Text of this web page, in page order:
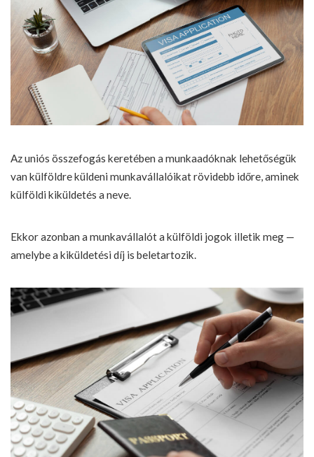
Az uniós összefogás keretében a munkaadóknak lehetőségük
van külföldre küldeni munkavállalóikat rövidebb időre, aminek
külföldi kiküldetés a neve.
Ekkor azonban a munkavállalót a külföldi jogok illetik meg —
amelybe a kiküldetési díj is beletartozik.